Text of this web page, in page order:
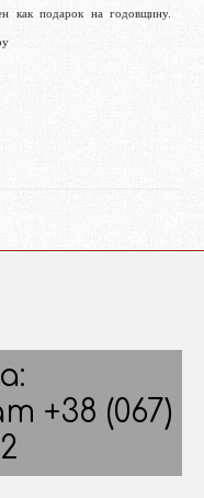
как подарок на годовщину.
+38 (067)